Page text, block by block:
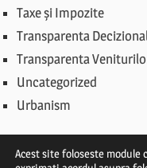
Taxe și Impozite
Transparenta
Transparenta
Uncategorized
Urbanism
Acest site foloseste module